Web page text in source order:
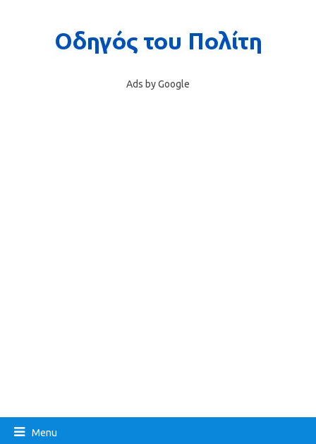
Ads by Google
Menu